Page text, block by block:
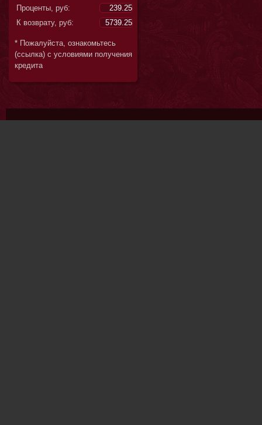
Проценты, руб:
К возврату, руб:
* Пожалуйста, ознакомьтесь
(ссылка) с условиями получения
кредита